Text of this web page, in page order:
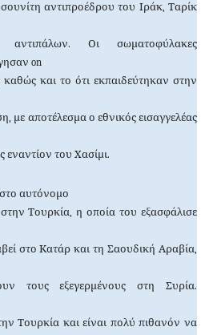
αντιπροέδρου του Ιράκ, Ταρίκ
αντιπάλων. Οι σωματοφύλακες
on
καθώς και το ότι εκπαιδεύτηκαν στην
με αποτέλεσμα ο εθνικός εισαγγελέας
του Χασίμι.
αυτόνομο
Τουρκία, η οποία του εξασφάλισε
στο Κατάρ και τη Σαουδική Αραβία,
τους εξεγερμένους στη Συρία.
Τουρκία και είναι πολύ πιθανόν να